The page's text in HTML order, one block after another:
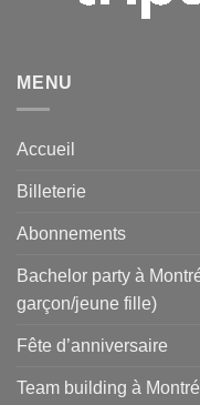
MENU
Accueil
Billeterie
Abonnements
Bachelor party à
garçon/jeune fille)
Fête d’anniversaire
Team building à